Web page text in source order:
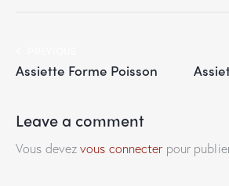
Assiette Forme Poisson
Leave a comment
Vous devezvous connecter pour